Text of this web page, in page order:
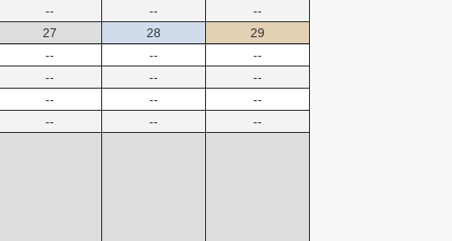
--
--
--
27
--
--
--
--
28
--
--
--
--
29
--
--
--
--